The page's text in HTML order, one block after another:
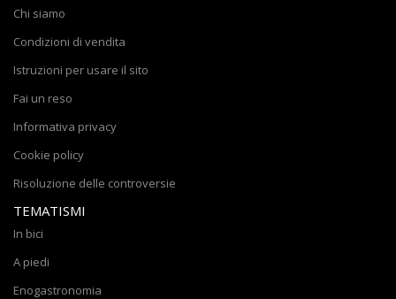
Chi siamo
Condizioni di vendita
Istruzioni per usare il sito
Fai un reso
Informativa privacy
Cookie policy
Risoluzione delle controversie
TEMATISMI
In bici
A piedi
Enogastronomia